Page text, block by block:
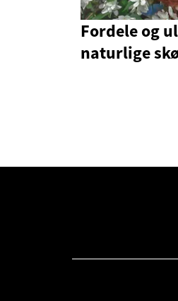
Fordele og
naturlige